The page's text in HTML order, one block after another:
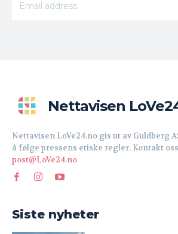
Nettavisen
Nettavisen LoVe24.no gis ut av Guldberg
å følge pressens etiske regler. Kontakt
post@LoVe24.no
Siste nyheter